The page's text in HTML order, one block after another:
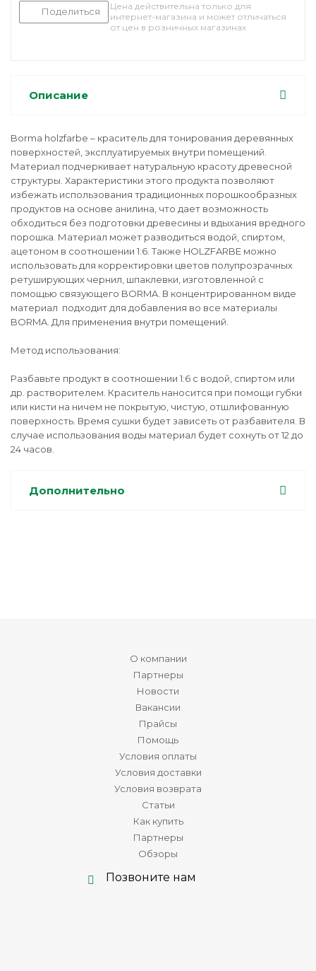
Поделиться
Цена действительна только для
интернет-магазина и может отличаться
от цен в розничных магазинах
Описание
Borma holzfarbe – краситель для тонирования деревянных
поверхностей, эксплуатируемых внутри помещений.
Материал подчеркивает натуральную красоту древесной
структуры. Характеристики этого продукта позволяют
избежать использования традиционных порошкообразных
продуктов на основе анилина, что дает возможность
обходиться без подготовки древесины и вдыхания вредного
порошка. Материал может разводиться водой, спиртом,
ацетоном в соотношении 1:6. Также HOLZFARBE можно
использовать для корректировки цветов полупрозрачных
ретуширующих чернил, шпаклевки, изготовленной с
помощью связующего BORMA. В концентрированном виде
материал подходит для добавления во все материалы
BORMA. Для применения внутри помещений.
Метод использования:
Разбавьте продукт в соотношении 1:6 с водой, спиртом или
др. растворителем. Краситель наносится при помощи губки
или кисти на ничем не покрытую, чистую, отшлифованную
поверхность. Время сушки будет зависеть от разбавителя. В
случае использования воды материал будет сохнуть от 12 до
24 часов.
Дополнительно
О компании
Партнеры
Новости
Вакансии
Прайсы
Помощь
Условия оплаты
Условия доставки
Условия возврата
Статьи
Как купить
Партнеры
Обзоры
Позвоните нам